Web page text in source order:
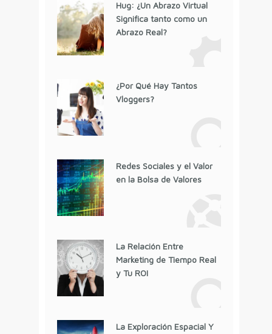
Hug: ¿Un Abrazo Virtual
Significa tanto como un
Abrazo Real?
¿Por Qué Hay Tantos
Vloggers?
Redes Sociales y el Valor
en la Bolsa de Valores
La Relación Entre
Marketing de Tiempo Real
y Tu ROI
La Exploración Espacial Y